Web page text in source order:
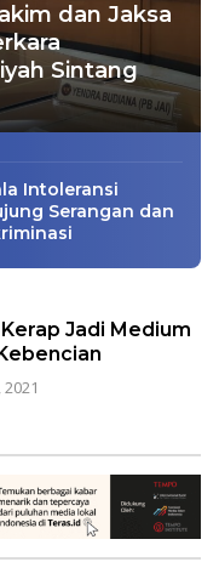
dan Jaksa
Sintang
Intoleransi
Serangan dan
Jadi Medium
2021